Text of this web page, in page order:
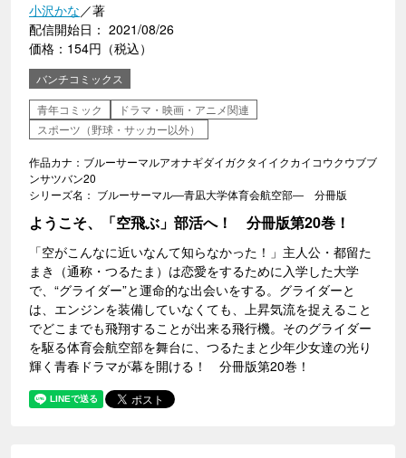
小沢かな／著
配信開始日： 2021/08/26
価格：154円（税込）
バンチコミックス
青年コミック
ドラマ・映画・アニメ関連
スポーツ（野球・サッカー以外）
作品カナ：ブルーサーマルアオナギダイガクタイイクカイコウクウブブ
ンサツバン20
シリーズ名： ブルーサーマル―青凪大学体育会航空部― 分冊版
ようこそ、「空飛ぶ」部活へ！ 分冊版第20巻！
「空がこんなに近いなんて知らなかった！」主人公・都留た
まき（通称・つるたま）は恋愛をするために入学した大学
で、“グライダー”と運命的な出会いをする。グライダーと
は、エンジンを装備していなくても、上昇気流を捉えること
でどこまでも飛翔することが出来る飛行機。そのグライダー
を駆る体育会航空部を舞台に、つるたまと少年少女達の光り
輝く青春ドラマが幕を開ける！ 分冊版第20巻！